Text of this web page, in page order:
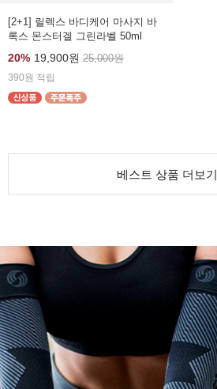
[2+1] 릴렉스 바디케어 마사지 바
록스 몬스터겔 그린라벨 50ml
20% 19,900원 25,000원
390원 적립
베스트 상품 더보기